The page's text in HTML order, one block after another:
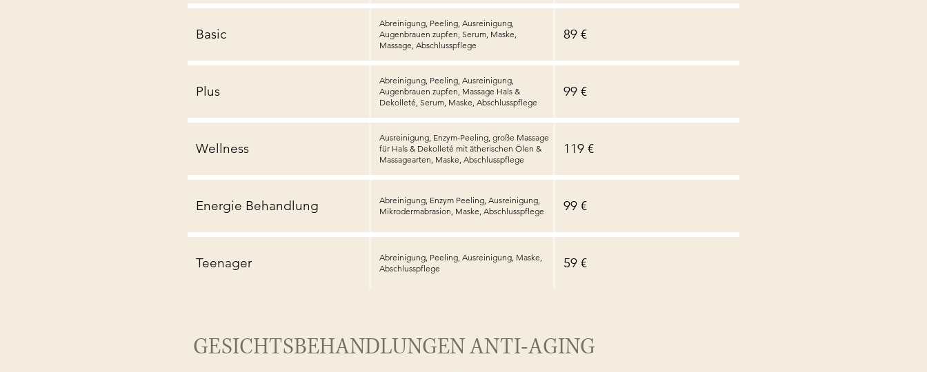
Basic
Abreinigung, Peeling, Ausreinigung,
Augenbrauen zupfen, Serum, Maske,
Massage, Abschlusspflege
89 €
Plus
Abreinigung, Peeling, Ausreinigung,
Augenbrauen zupfen, Massage Hals &
Dekolleté, Serum, Maske, Abschlusspflege
99 €
Wellness
Ausreinigung, Enzym-Peeling, große Massage
für Hals & Dekolleté mit ätherischen Ölen &
Massagearten, Maske, Abschlusspflege
119 €
Energie Behandlung
Abreinigung, Enzym Peeling, Ausreinigung,
Mikrodermabrasion, Maske, Abschlusspflege
99 €
Teenager
Abreinigung, Peeling, Ausreinigung, Maske,
Abschlusspflege
59 €
GESICHTSBEHANDLUNGEN ANTI-AGING